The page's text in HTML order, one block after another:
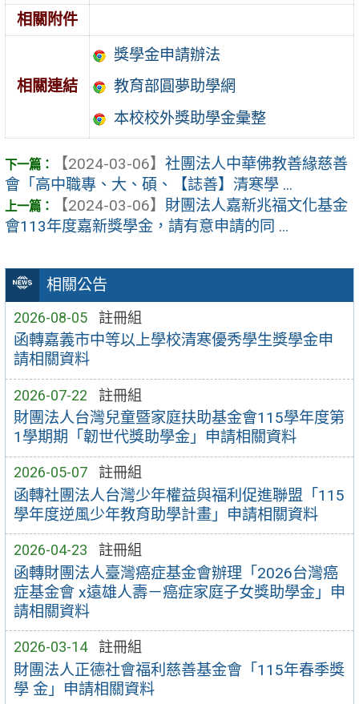
相關公告
2026-08-05 註冊組
函轉嘉義市中等以上學校清寒優秀學生獎學金申
請相關資料
2026-07-22 註冊組
財團法人台灣兒童暨家庭扶助基金會115學年度第
1學期期「韌世代獎助學金」申請相關資料
2026-05-07 註冊組
函轉社團法人台灣少年權益與福利促進聯盟「115
學年度逆風少年教育助學計畫」申請相關資料
2026-04-23 註冊組
函轉財團法人臺灣癌症基金會辦理「2026台灣癌
症基金會 x遠雄人壽－癌症家庭子女獎助學金」申
請相關資料
2026-03-14 註冊組
財團法人正德社會福利慈善基金會「115年春季獎
學 金」申請相關資料
相關附件
相關連結
獎學金申請辦法
教育部圓夢助學網
本校校外獎助學金彙整
【2024-03-06】 社團法人中華佛教善緣慈善
會「高中職專、大、碩、【誌善】清寒學 ...
【2024-03-06】 財團法人嘉新兆福文化基金
會113年度嘉新獎學金，請有意申請的同 ...